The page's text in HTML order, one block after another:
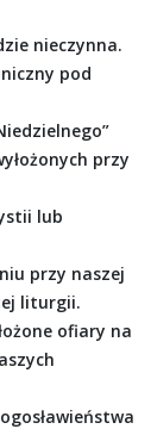
nieczynna.
pod
przy
lub
przy naszej
liturgii.
ofiary na